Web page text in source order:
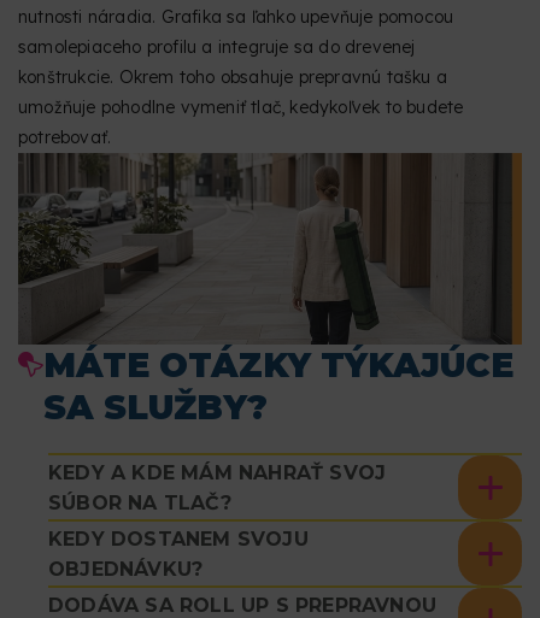
nutnosti náradia. Grafika sa ľahko upevňuje pomocou
samolepiaceho profilu a integruje sa do drevenej
konštrukcie. Okrem toho obsahuje prepravnú tašku a
umožňuje pohodlne vymeniť tlač, kedykoľvek to budete
potrebovať.
MÁTE OTÁZKY TÝKAJÚCE
SA SLUŽBY?
KEDY A KDE MÁM NAHRAŤ SVOJ
SÚBOR NA TLAČ?
KEDY DOSTANEM SVOJU
OBJEDNÁVKU?
DODÁVA SA ROLL UP S PREPRAVNOU